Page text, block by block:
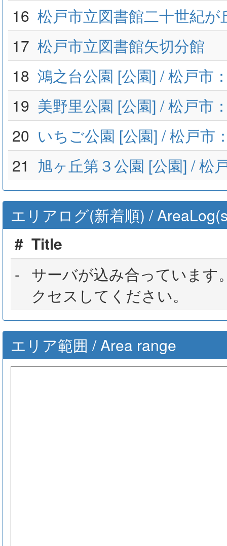
16 松戸市立図書館二十世紀が
17 松戸市立図書館矢切分館
18 鴻之台公園 [公園] / 松戸市
19 美野里公園 [公園] / 松戸市
20 いちご公園 [公園] / 松戸市
21 旭ヶ丘第３公園 [公園] / 松
エリアログ(新着順) /
# Title
- サーバが込み合っていま
クセスしてください。
エリア範囲 / Area range